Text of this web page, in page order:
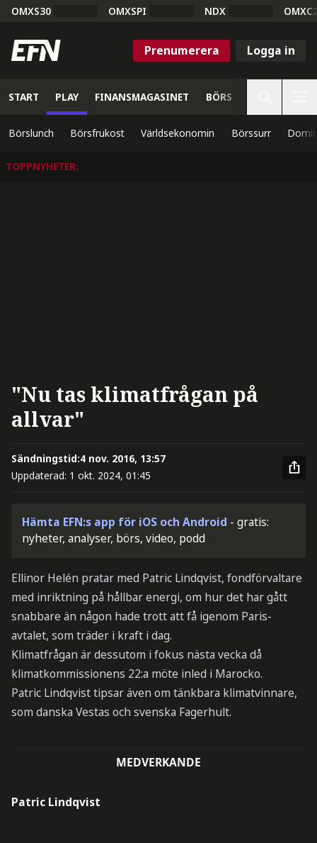
OMXS30 OMXSPI NDX
Prenumerera Logga in
START PLAY FINANSMAGASINET BÖRS
Börslunch Börsfrukost Världsekonomin Börssurr
TOPPNYHETER:
"Nu tas klimatfrågan på
allvar"
Sändningstid:4 nov. 2016, 13:57
Uppdaterad: 1 okt. 2024, 01:45
Hämta EFN:s app för iOS och Android - gratis:
nyheter, analyser, börs, video, podd
Ellinor Helén pratar med Patric Lindqvist, fondförvaltare
med inriktning på hållbar energi, om hur det har gått
snabbare än någon hade trott att få igenom Paris-
avtalet, som träder i kraft i dag.
Klimatfrågan är dessutom i fokus nästa vecka då
klimatkommissionens 22:a möte inled i Marocko.
Patric Lindqvist tipsar även om tänkbara klimatvinnare,
som danska Vestas och svenska Fagerhult.
MEDVERKANDE
Patric Lindqvist